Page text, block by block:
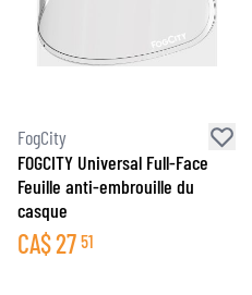
FogCity
FOGCITY Universal Full-Face
Feuille anti-embrouille du
casque
CA$27 51